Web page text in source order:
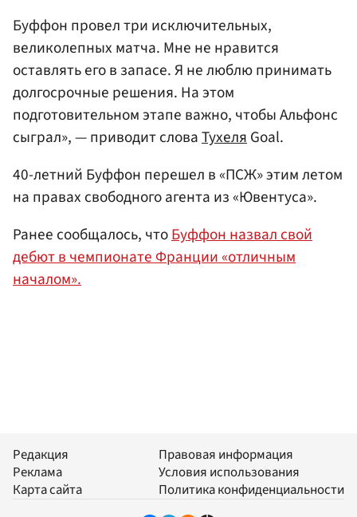
Буффон провел три исключительных,
великолепных матча. Мне не нравится
оставлять его в запасе. Я не люблю принимать
долгосрочные решения. На этом
подготовительном этапе важно, чтобы Альфонс
сыграл», — приводит словаТухеляGoal.
40-летний Буффон перешел в «ПСЖ» этим летом
на правах свободного агента из «Ювентуса».
Ранее сообщалось, чтоБуффон назвал свой
дебют в чемпионате Франции «отличным
началом».
Редакция
Реклама
Карта сайта
Правовая информация
Условия использования
Политика конфиденциальности